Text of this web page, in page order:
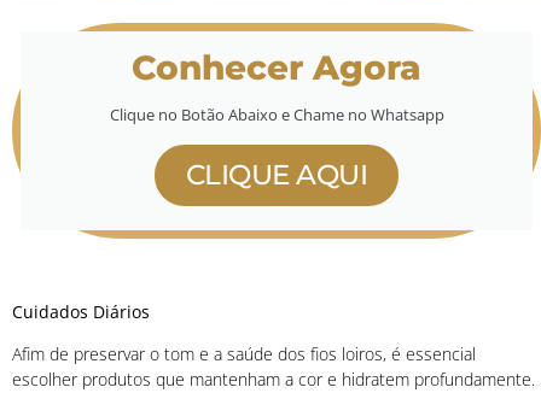
Conhecer Agora
Clique no Botão Abaixo e Chame no Whatsapp
CLIQUE AQUI
Cuidados Diários
Afim de preservar o tom e a saúde dos fios loiros, é essencial
escolher produtos que mantenham a cor e hidratem profundamente.